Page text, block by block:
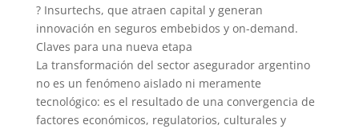
? Insurtechs, que atraen capital y generan
innovación en seguros embebidos y on-demand.
Claves para una nueva etapa
La transformación del sector asegurador argentino
no es un fenómeno aislado ni meramente
tecnológico: es el resultado de una convergencia de
factores económicos, regulatorios, culturales y